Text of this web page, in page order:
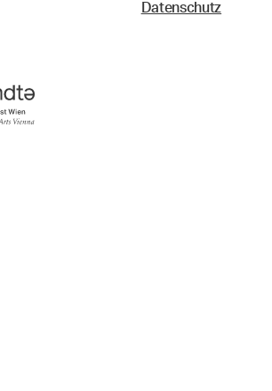
Datenschutz